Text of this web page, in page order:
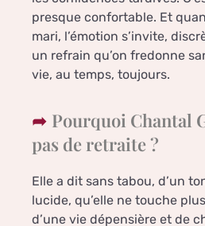
presque confortable. Et
mari, l’émotion s’invite,
un refrain qu’on fredonne
vie, au temps, toujours.
Pourquoi Chantal
pas de retraite ?
Elle a dit sans tabou, d’un
lucide, qu’elle ne touche
d’une vie dépensière et de